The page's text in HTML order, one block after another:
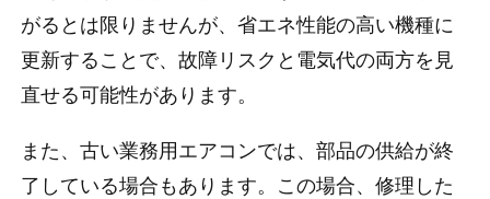
がるとは限りませんが、省エネ性能の高い機種に
更新することで、故障リスクと電気代の両方を見
直せる可能性があります。
また、古い業務用エアコンでは、部品の供給が終
了している場合もあります。この場合、修理した